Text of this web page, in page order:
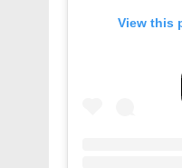
View this